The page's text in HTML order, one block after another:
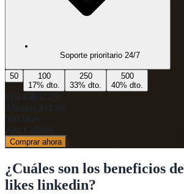
Soporte prioritario 24/7
50
100
17% dto.
250
33% dto.
500
40% dto.
$19.43$32.29
Ahorras $12.86
500 likes
Alta Calidad
Comprar ahora
¿Cuáles son los beneficios de
likes linkedin?